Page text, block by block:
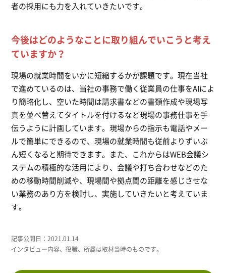
者の採用にも力を入れていきたいです。
今後はどのようなことに取り組んでいこうと考え
ていますか？
現場の就業時間をいかに短縮するかが課題です。現在当社
で進めているのは、当社の事務で働く従業員の仕事をAIによ
り簡略化し、空いた時間は請求書などの書類作成や現場写
真を並べ替えてタイトルを付けるなど現場の事務仕事を手
伝うように計画しています。現場からの指示も電話やメー
ルで簡単にできるので、現場の就業時間も従前よりずいぶ
ん短くなると期待できます。また、これからはWEB会議シ
ステムの積極的な活用により、会議や打ち合わせなどのた
めの移動時間削減や、現場間や拠点間の距離を感じさせな
い業務のあり方を検討し、実施していきたいと考えていま
す。
記事公開日：2021.01.14
インタビュー内容、役職、所属は取材当時のものです。